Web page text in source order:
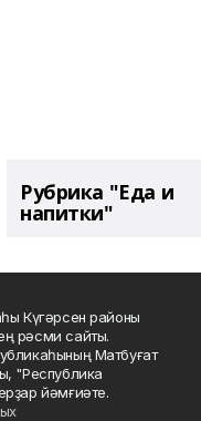
Рубрика "Еда и
напитки"
Күгәрсен районы
рәсми сайты.
Матбуғат
"Республика
йәмғиәте.